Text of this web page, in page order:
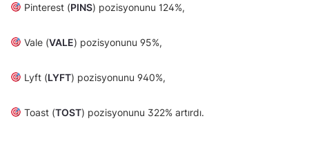
Pinterest (PINS) pozisyonunu 124%,
Vale (VALE) pozisyonunu 95%,
Lyft (LYFT) pozisyonunu 940%,
Toast (TOST) pozisyonunu 322% artırdı.